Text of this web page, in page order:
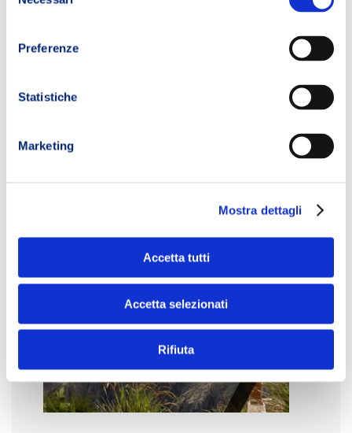
Preferenze
Statistiche
Marketing
Mostra dettagli
Accetta tutti
Accetta selezionati
Rifiuta